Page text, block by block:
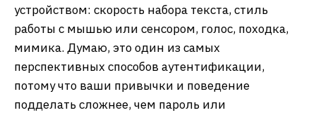
устройством: скорость набора текста, стиль
работы с мышью или сенсором, голос, походка,
мимика. Думаю, это один из самых
перспективных способов аутентификации,
потому что ваши привычки и поведение
подделать сложнее, чем пароль или